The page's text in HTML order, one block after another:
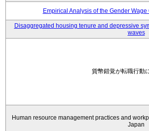
Empirical Analysis of the Gender
Disaggregated housing tenure and depressive
waves
貨幣錯覚が転職行動
Human resource management practices and
Japan